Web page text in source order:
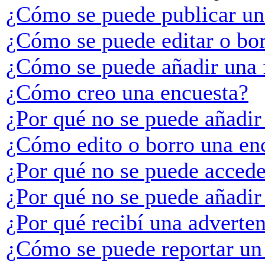
¿Cómo se puede publicar
¿Cómo se puede editar o
¿Cómo se puede añadir
¿Cómo creo una encuesta?
¿Por qué no se puede
¿Cómo edito o borro una
¿Por qué no se puede
¿Por qué no se puede
¿Por qué recibí una
¿Cómo se puede reportar